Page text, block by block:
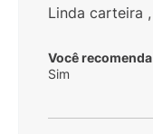
Linda carteira
Você
Sim